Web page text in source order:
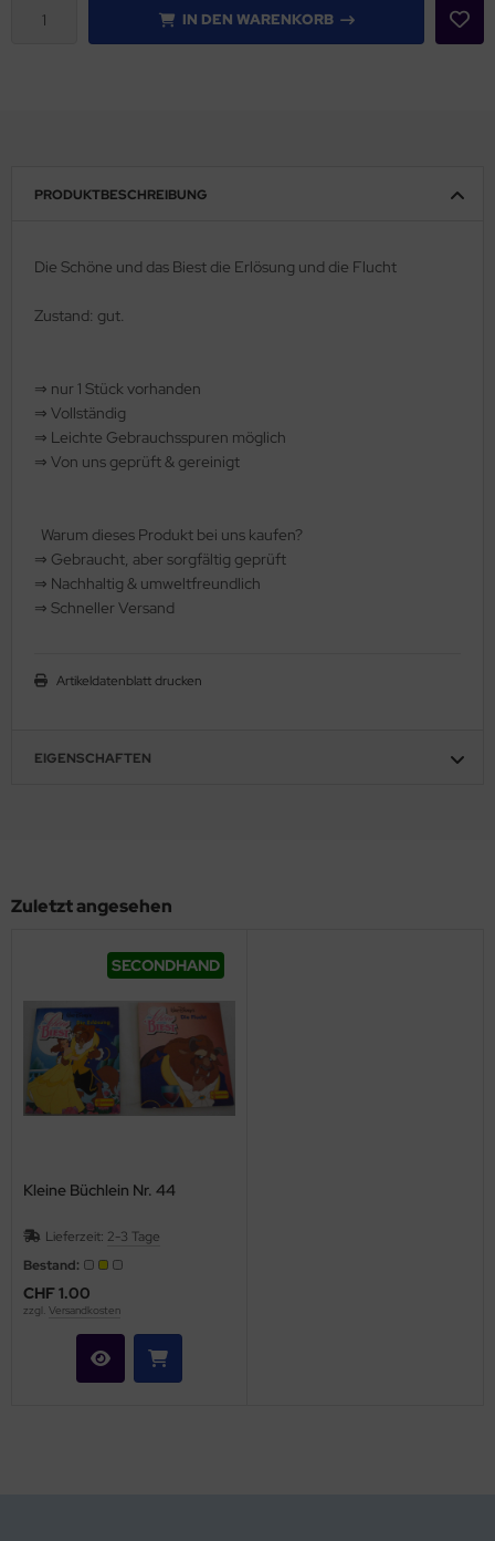
IN DEN WARENKORB
PRODUKTBESCHREIBUNG
Die Schöne und das Biest die Erlösung und die Flucht
Zustand: gut.
⇒ nur 1 Stück vorhanden
⇒ Vollständig
⇒ ️ Leichte Gebrauchsspuren möglich
⇒ Von uns geprüft & gereinigt
Warum dieses Produkt bei uns kaufen?
⇒ ️ Gebraucht, aber sorgfältig geprüft
⇒ ️ Nachhaltig & umweltfreundlich
⇒ ️ Schneller Versand
Artikeldatenblatt drucken
EIGENSCHAFTEN
Zuletzt angesehen
SECONDHAND
Kleine Büchlein Nr. 44
Lieferzeit: 2-3 Tage
Bestand:
CHF 1.00
zzgl. Versandkosten